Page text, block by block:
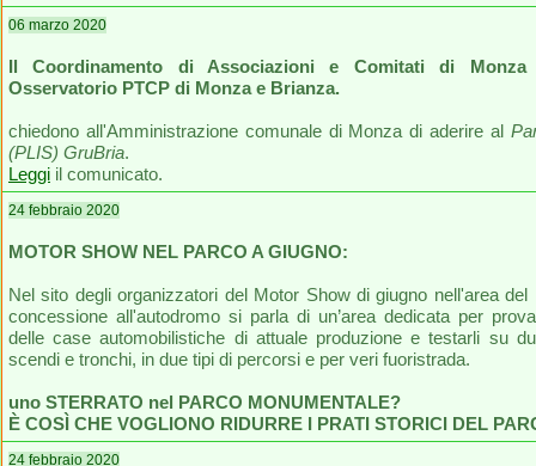
06 marzo 2020
Il Coordinamento di Associazioni e Comitati di Monza
Osservatorio PTCP di Monza e Brianza.
chiedono all'Amministrazione comunale di Monza di aderire al
(PLIS) GruBria.
Leggi il comunicato.
24 febbraio 2020
MOTOR SHOW NEL PARCO A GIUGNO:
Nel sito degli organizzatori del Motor Show di giugno nell'area del
concessione all'autodromo si parla di un’area dedicata per
delle case automobilistiche di attuale produzione e testarli su
scendi e tronchi, in due tipi di percorsi e per veri fuoristrada.
uno STERRATO nel PARCO MONUMENTALE?
È COSÌ CHE VOGLIONO RIDURRE I PRATI STORICI DEL
24 febbraio 2020